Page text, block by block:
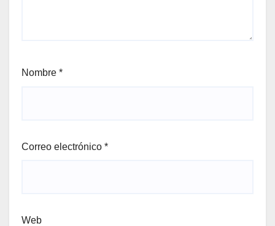
Nombre *
Correo electrónico *
Web